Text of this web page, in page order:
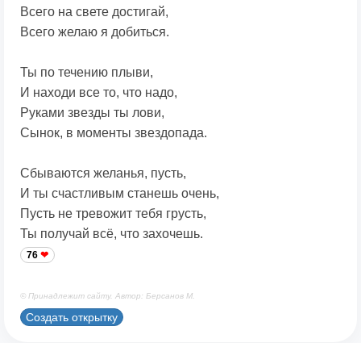
Всего на свете достигай,
Всего желаю я добиться.
Ты по течению плыви,
И находи все то, что надо,
Руками звезды ты лови,
Сынок, в моменты звездопада.
Сбываются желанья, пусть,
И ты счастливым станешь очень,
Пусть не тревожит тебя грусть,
Ты получай всё, что захочешь.
76
© Принадлежит сайту. Автор: Берсанов М.
Создать открытку